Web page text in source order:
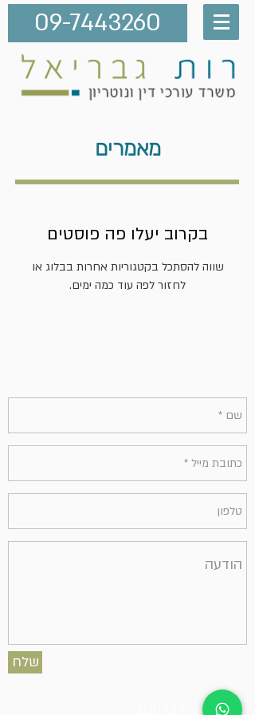
09-7443260
מאמרים
בקרוב יעלו פה פוסטים
שווה להסתכל בקטגוריות אחרות בבלוג או
לחזור לפה עוד כמה ימים.
שלח
עו"ד ונוטריון ברעננה